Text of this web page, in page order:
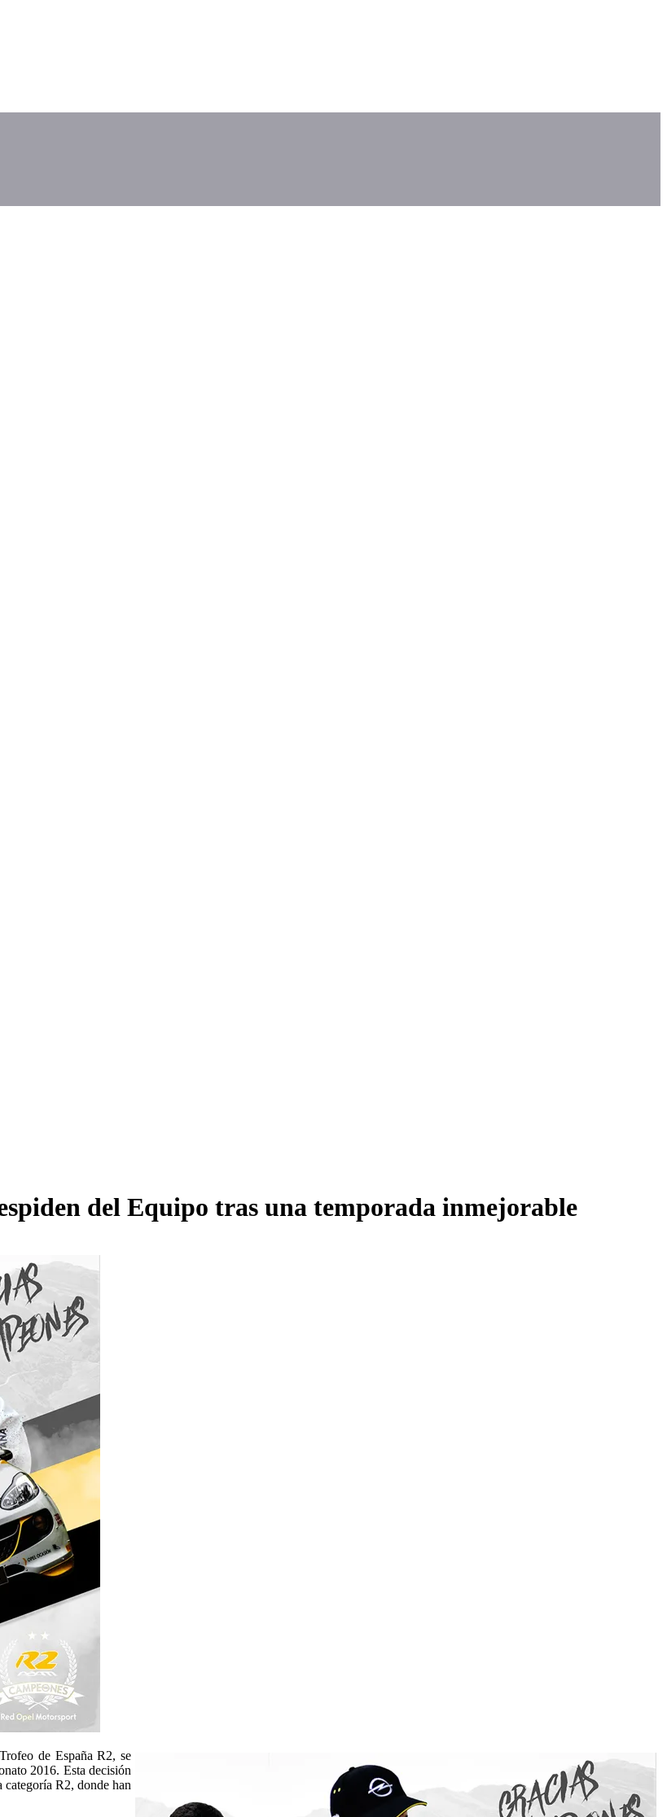
del Equipo tras una temporada inmejorable
de España R2, se
2016. Esta decisión
categoría R2, donde han